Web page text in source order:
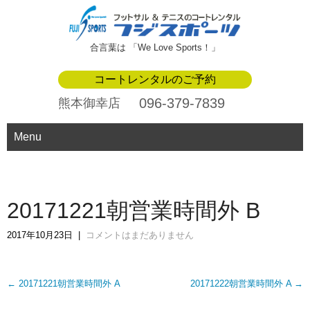
合言葉は 「We Love Sports！」
コートレンタルのご予約
熊本御幸店 096-379-7839
Menu
20171221朝営業時間外 B
2017年10月23日 コメントはまだありません
Post
← 20171221朝営業時間外 A 20171222朝営業時間外 A →